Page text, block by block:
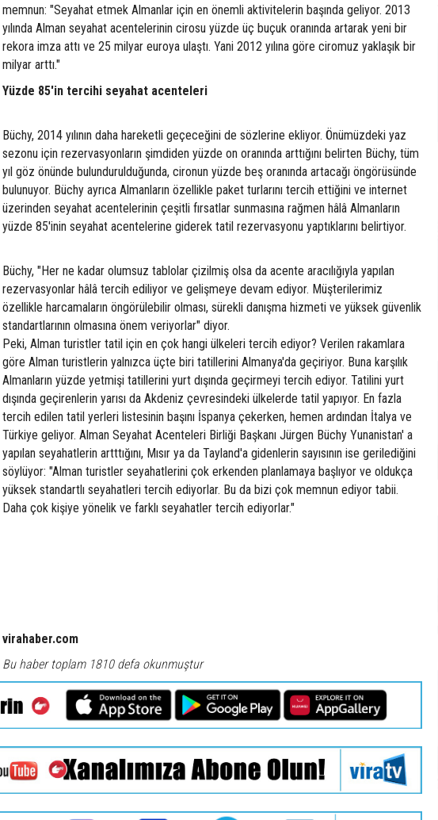
memnun: "Seyahat etmek Almanlar için en önemli aktivitelerin başında geliyor. 2013
yılında Alman seyahat acentelerinin cirosu yüzde üç buçuk oranında artarak yeni bir
rekora imza attı ve 25 milyar euroya ulaştı. Yani 2012 yılına göre ciromuz yaklaşık bir
milyar arttı."
Yüzde 85'in tercihi seyahat acenteleri
Büchy, 2014 yılının daha hareketli geçeceğini de sözlerine ekliyor. Önümüzdeki yaz
sezonu için rezervasyonların şimdiden yüzde on oranında arttığını belirten Büchy, tüm
yıl göz önünde bulundurulduğunda, cironun yüzde beş oranında artacağı öngörüsünde
bulunuyor. Büchy ayrıca Almanların özellikle paket turlarını tercih ettiğini ve internet
üzerinden seyahat acentelerinin çeşitli fırsatlar sunmasına rağmen hâlâ Almanların
yüzde 85'inin seyahat acentelerine giderek tatil rezervasyonu yaptıklarını belirtiyor.
Büchy, "Her ne kadar olumsuz tablolar çizilmiş olsa da acente aracılığıyla yapılan
rezervasyonlar hâlâ tercih ediliyor ve gelişmeye devam ediyor. Müşterilerimiz
özellikle harcamaların öngörülebilir olması, sürekli danışma hizmeti ve yüksek güvenlik
standartlarının olmasına önem veriyorlar" diyor.
Peki, Alman turistler tatil için en çok hangi ülkeleri tercih ediyor? Verilen rakamlara
göre Alman turistlerin yalnızca üçte biri tatillerini Almanya'da geçiriyor. Buna karşılık
Almanların yüzde yetmişi tatillerini yurt dışında geçirmeyi tercih ediyor. Tatilini yurt
dışında geçirenlerin yarısı da Akdeniz çevresindeki ülkelerde tatil yapıyor. En fazla
tercih edilen tatil yerleri listesinin başını İspanya çekerken, hemen ardından İtalya ve
Türkiye geliyor. Alman Seyahat Acenteleri Birliği Başkanı Jürgen Büchy Yunanistan' a
yapılan seyahatlerin artttığını, Mısır ya da Tayland'a gidenlerin sayısının ise gerilediğini
söylüyor: "Alman turistler seyahatlerini çok erkenden planlamaya başlıyor ve oldukça
yüksek standartlı seyahatleri tercih ediyorlar. Bu da bizi çok memnun ediyor tabii.
Daha çok kişiye yönelik ve farklı seyahatler tercih ediyorlar."
virahaber.com
Bu haber toplam 1810 defa okunmuştur